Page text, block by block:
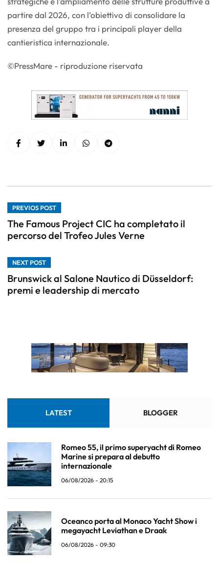
partire dal 2026, con l’obiettivo di consolidare la
presenza del gruppo tra i principali player della
cantieristica internazionale.
©PressMare - riproduzione riservata
PREVIOS POST
The Famous Project CIC ha completato il
percorso del Trofeo Jules Verne
NEXT POST
Brunswick al Salone Nautico di Düsseldorf:
premi e leadership di mercato
LATEST BLOGGER
Romeo 55, il primo superyacht di Romeo
Marine si prepara al debutto
internazionale
06/08/2026 - 20:15
Oceanco porta al Monaco Yacht Show i
megayacht Leviathan e Draak
06/08/2026 - 09:30